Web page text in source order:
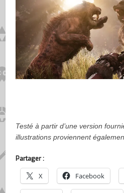
Testé à partir d’une version
illustrations proviennent
Partager :
X Facebook